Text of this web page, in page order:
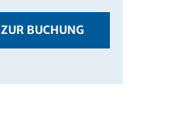
ZUR BUCHUNG